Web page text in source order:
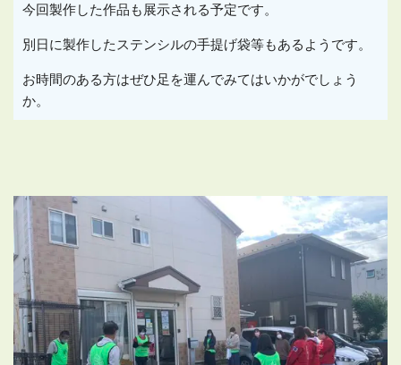
今回製作した作品も展示される予定です。
別日に製作したステンシルの手提げ袋等もあるようです。
お時間のある方はぜひ足を運んでみてはいかがでしょう
か。